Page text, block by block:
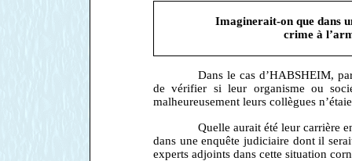
Imaginerait-on que dans
crime à
Dans le cas d’HABSHEIM,
de vérifier si leur organisme ou
malheureusement leurs collègues
Quelle aurait été leur carrière
dans une enquête judiciaire dont il
experts adjoints dans cette situation